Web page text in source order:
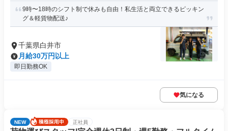
9時〜18時のシフト制で休みも自由！私生活と両立できるピッキン
グ＆軽貨物配送♪
千葉県白井市
月給30万円以上
即日勤務OK
気になる
NEW 正社員